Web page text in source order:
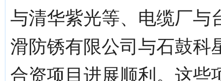
与清华紫光等、电缆厂与
滑防锈有限公司与石鼓科
合资项目进展顺利。这些